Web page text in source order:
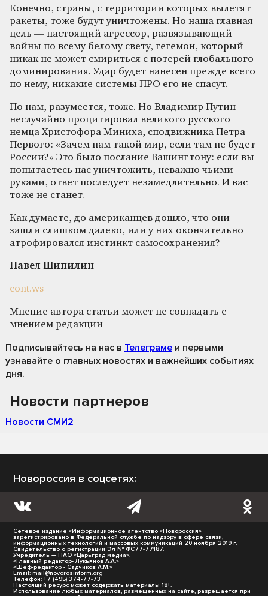
Конечно, страны, с территории которых вылетят
ракеты, тоже будут уничтожены. Но наша главная
цель — настоящий агрессор, развязывающий
войны по всему белому свету, гегемон, который
никак не может смириться с потерей глобального
доминирования. Удар будет нанесен прежде всего
по нему, никакие системы ПРО его не спасут.
По нам, разумеется, тоже. Но Владимир Путин
неслучайно процитировал великого русского
немца Христофора Миниха, сподвижника Петра
Первого: «Зачем нам такой мир, если там не будет
России?» Это было послание Вашингтону: если вы
попытаетесь нас уничтожить, неважно чьими
руками, ответ последует незамедлительно. И вас
тоже не станет.
Как думаете, до американцев дошло, что они
зашли слишком далеко, или у них окончательно
атрофировался инстинкт самосохранения?
Павел Шипилин
cont.ws
Мнение автора статьи может не совпадать с
мнением редакции
Подписывайтесь на нас в Телеграме и первыми
узнавайте о главных новостях и важнейших событиях
дня.
Новости партнеров
Новости СМИ2
Новороссия в соцсетях:
Сетевое издание «Информационное агентство «Новороссия»
зарегистрировано в Федеральной службе по надзору в сфере связи,
информационных технологий и массовых коммуникаций 20 ноября 2019 г.
Свидетельство о регистрации Эл № ФС77-77187.
Учредитель — НАО «Царьград медиа».
«Главный редактор- Лукьянов А.А.»
«Шеф-редактор - Садчиков А.М.»
Email: mail@novorosinform.org
Телефон: +7 (495) 374-77-73
Настоящий ресурс может содержать материалы 18+.
Использование любых материалов, размещённых на сайте, разрешается при